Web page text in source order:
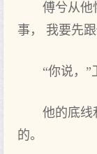
傅兮从他
事， 我要先
“你说，”
他的底线
的。